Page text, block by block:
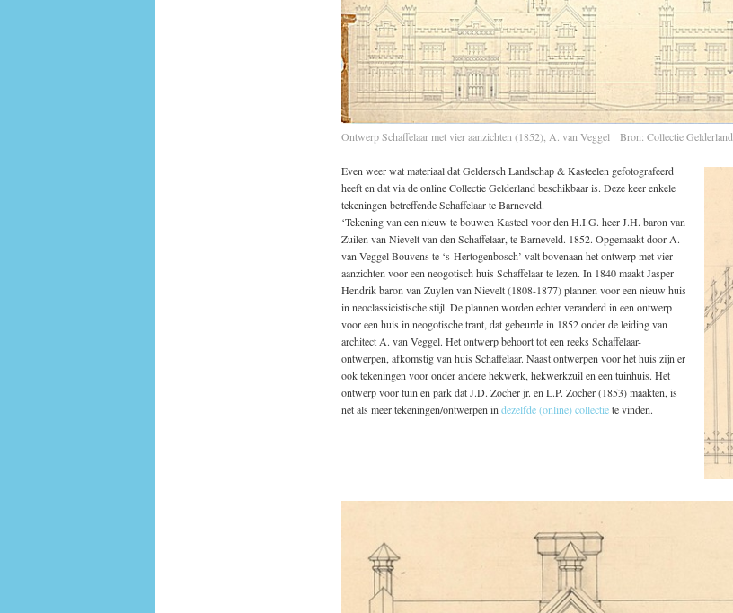
Ontwerp Schaffelaar met vier aanzichten (1852), A. van Veggel Bron: Collectie Gelderland
Even weer wat materiaal dat Geldersch Landschap & Kasteelen gefotografeerd
heeft en dat via de online Collectie Gelderland beschikbaar is. Deze keer enkele
tekeningen betreffende Schaffelaar te Barneveld.
‘Tekening van een nieuw te bouwen Kasteel voor den H.I.G. heer J.H. baron van
Zuilen van Nievelt van den Schaffelaar, te Barneveld. 1852. Opgemaakt door A.
van Veggel Bouvens te ‘s-Hertogenbosch’ valt bovenaan het ontwerp met vier
aanzichten voor een neogotisch huis Schaffelaar te lezen. In 1840 maakt Jasper
Hendrik baron van Zuylen van Nievelt (1808-1877) plannen voor een nieuw huis
in neoclassicistische stijl. De plannen worden echter veranderd in een ontwerp
voor een huis in neogotische trant, dat gebeurde in 1852 onder de leiding van
architect A. van Veggel. Het ontwerp behoort tot een reeks Schaffelaar-
ontwerpen, afkomstig van huis Schaffelaar. Naast ontwerpen voor het huis zijn er
ook tekeningen voor onder andere hekwerk, hekwerkzuil en een tuinhuis. Het
ontwerp voor tuin en park dat J.D. Zocher jr. en L.P. Zocher (1853) maakten, is
net als meer tekeningen/ontwerpen indezelfde (online) collectiete vinden.